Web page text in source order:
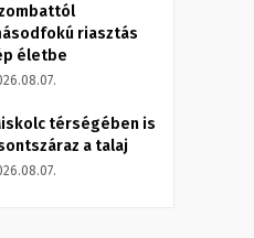
riasztás
életbe
térségében is
a talaj